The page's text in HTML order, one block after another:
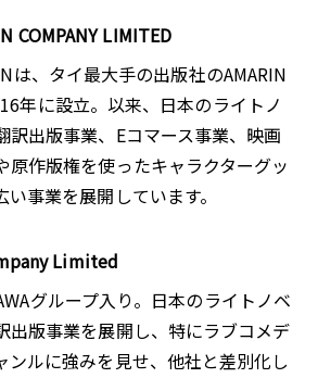
COMPANY LIMITED
は、タイ最大手の出版社のAMARIN
年に設立。以来、日本のライトノ
訳出版事業、Eコマース事業、映画
原作版権を使ったキャラクターグッ
事業を展開しています。
Limited
グループ入り。日本のライトノベ
出版事業を展開し、特にラブコメデ
ンルに強みを見せ、他社と差別化し